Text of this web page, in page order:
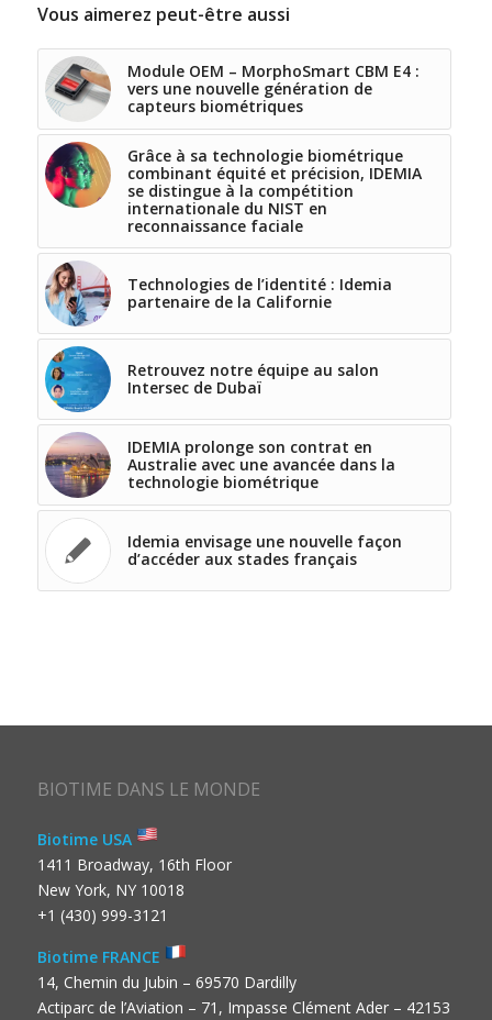
Vous aimerez peut-être aussi
Module OEM – MorphoSmart CBM E4 :
vers une nouvelle génération de
capteurs biométriques
Grâce à sa technologie biométrique
combinant équité et précision, IDEMIA
se distingue à la compétition
internationale du NIST en
reconnaissance faciale
Technologies de l’identité : Idemia
partenaire de la Californie
Retrouvez notre équipe au salon
Intersec de Dubaï
IDEMIA prolonge son contrat en
Australie avec une avancée dans la
technologie biométrique
Idemia envisage une nouvelle façon
d’accéder aux stades français
BIOTIME DANS LE MONDE
Biotime USA
1411 Broadway, 16th Floor
New York, NY 10018
+1 (430) 999-3121
Biotime FRANCE
14, Chemin du Jubin – 69570 Dardilly
Actiparc de l’Aviation – 71, Impasse Clément Ader – 42153